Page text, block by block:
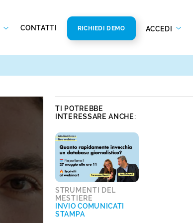
CONTATTI RICHIEDI DEMO ACCEDI
TI POTREBBE
INTERESSARE ANCHE:
STRUMENTI DEL
MESTIERE
INVIO COMUNICATI
STAMPA